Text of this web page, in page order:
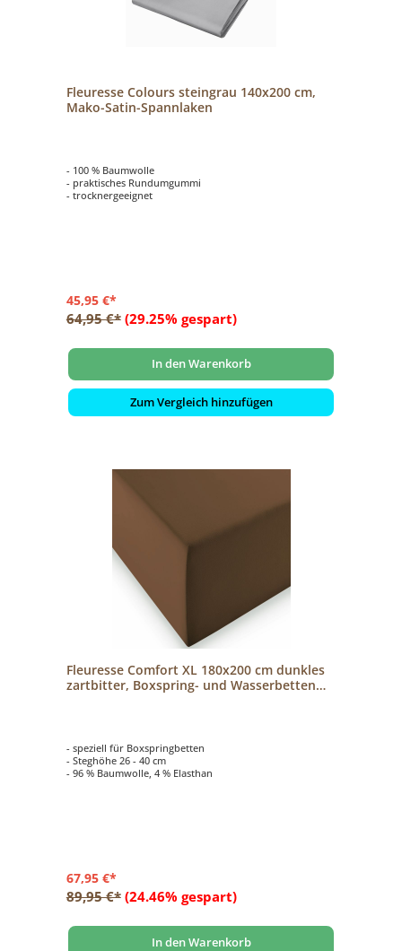
Fleuresse Colours steingrau 140x200 cm,
Mako-Satin-Spannlaken
- 100 % Baumwolle
- praktisches Rundumgummi
- trocknergeeignet
45,95 €*
64,95 €* (29.25% gespart)
In den Warenkorb
Zum Vergleich hinzufügen
Fleuresse Comfort XL 180x200 cm dunkles
zartbitter, Boxspring- und Wasserbetten
- speziell für Boxspringbetten
- Steghöhe 26 - 40 cm
- 96 % Baumwolle, 4 % Elasthan
67,95 €*
89,95 €* (24.46% gespart)
In den Warenkorb